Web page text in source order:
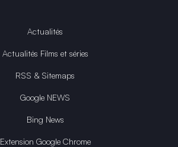
Actualités
Actualités Films et séries
RSS & Sitemaps
Google NEWS
Bing News
Extension Google Chrome